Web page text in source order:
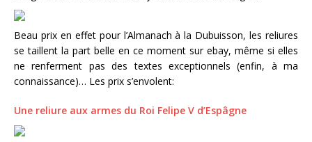
Beau prix en effet pour l’Almanach à la Dubuisson, les reliures
se taillent la part belle en ce moment sur ebay, même si elles
ne renferment pas des textes exceptionnels (enfin, à ma
connaissance)… Les prix s’envolent:
Une reliure aux armes du Roi Felipe V d’Espâgne